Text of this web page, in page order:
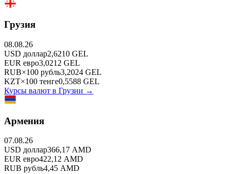
Грузия
08.08.26
USD доллар2,6210 GEL
EUR евро3,0212 GEL
RUB×100 рубль3,2024 GEL
KZT×100 тенге0,5588 GEL
Курсы валют в Грузии →
Армения
07.08.26
USD доллар366,17 AMD
EUR евро422,12 AMD
RUB рубль4,45 AMD